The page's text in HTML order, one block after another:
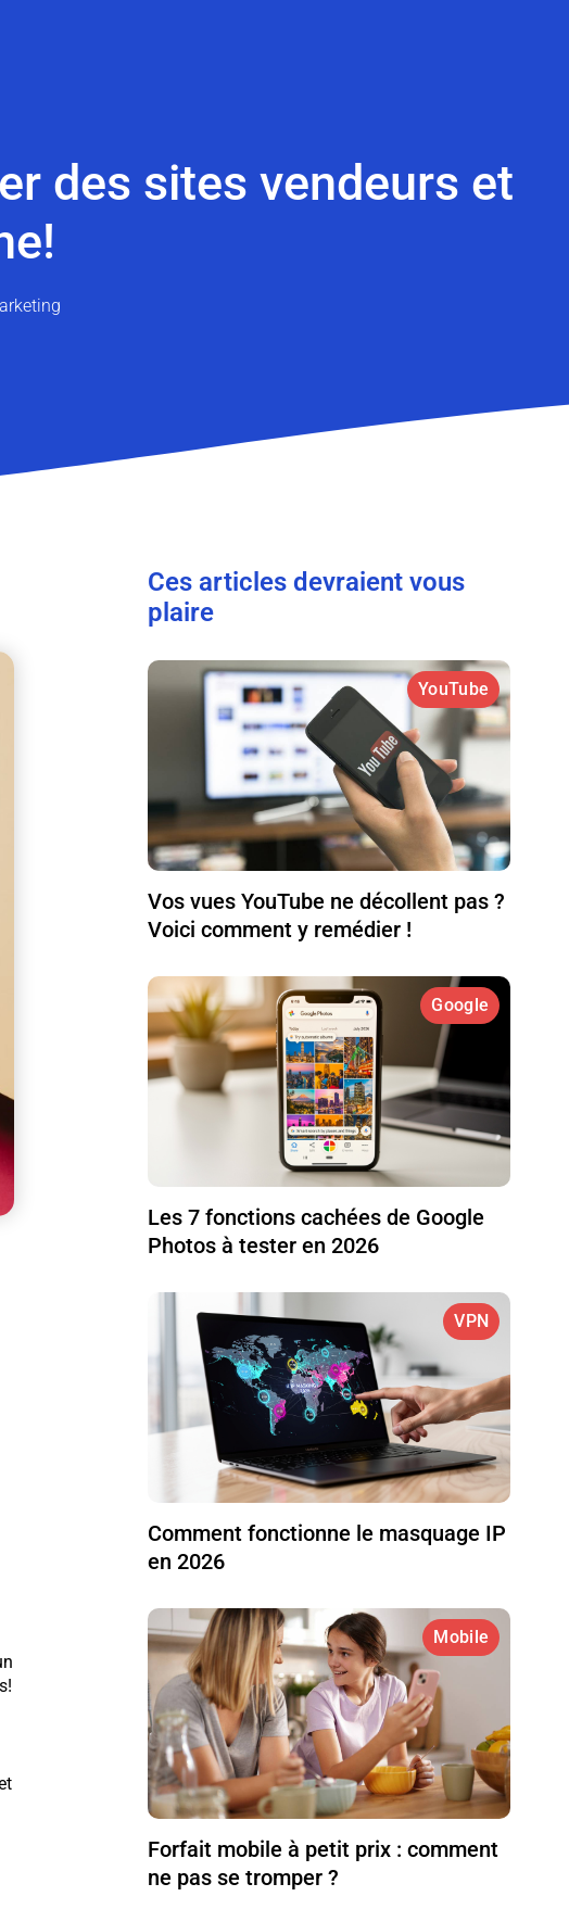
des sites vendeurs et
Ces articles devraient vous
plaire
YouTube
Vos vues YouTube ne décollent pas ?
Voici comment y remédier !
Google
Les 7 fonctions cachées de Google
Photos à tester en 2026
VPN
Comment fonctionne le masquage IP
en 2026
Mobile
Forfait mobile à petit prix : comment
ne pas se tromper ?